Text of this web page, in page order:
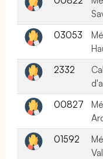
03053
2332
00827
01592